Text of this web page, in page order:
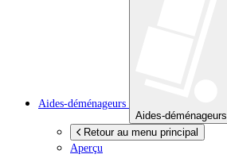
Aides-déménageurs
Aides-déménageurs
Retour au menu principal
Aperçu